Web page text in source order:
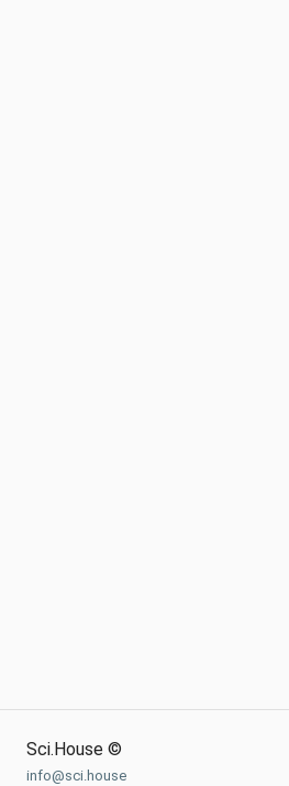
Sci.House ©
info@sci.house